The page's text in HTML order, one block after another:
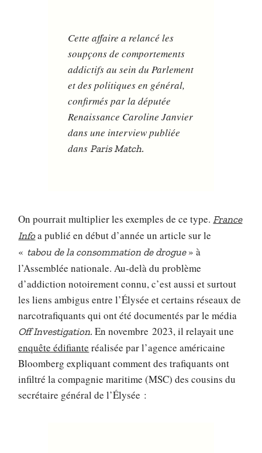
Cette affaire a relancé les
soupçons de comportements
addictifs au sein du Parlement
et des politiques en général,
confirmés par la députée
Renaissance Caroline Janvier
dans une interview publiée
dansParis Match.
On pourrait multiplier les exemples de ce type.France
Infoa publié en début d’année un article sur le
« tabou de la consommation de drogue » à
l’Assemblée nationale. Au-delà du problème
d’addiction notoirement connu, c’est aussi et surtout
les liens ambigus entre l’Élysée et certains réseaux de
narcotrafiquants qui ont été documentés par le média
Off Investigation. En novembre 2023, il relayait une
enquête édifiante réalisée par l’agence américaine
Bloomberg expliquant comment des trafiquants ont
infiltré la compagnie maritime (MSC) des cousins du
secrétaire général de l’Élysée :